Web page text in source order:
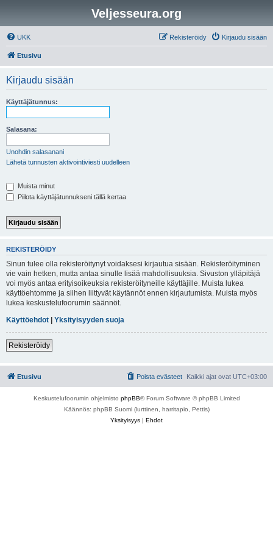
Veljesseura.org
UKK Kirjaudu sisään
Rekisteröidy
Etusivu
Kirjaudu sisään
Käyttäjätunnus:
Salasana:
Unohdin salasanani
Lähetä tunnusten aktivointiviesti uudelleen
Muista minut
Piilota käyttäjätunnukseni tällä kertaa
REKISTERÖIDY
Sinun tulee olla rekisteröitynyt voidaksesi kirjautua sisään. Rekisteröityminen
vie vain hetken, mutta antaa sinulle lisää mahdollisuuksia. Sivuston ylläpitäjä
voi myös antaa erityisoikeuksia rekisteröityneille käyttäjille. Muista lukea
käyttöehtomme ja siihen liittyvät käytännöt ennen kirjautumista. Muista myös
lukea keskustelufoorumin säännöt.
Käyttöehdot | Yksityisyyden suoja
Rekisteröidy
Etusivu Kaikki ajat ovat UTC+03:00
Poista evästeet
Keskustelufoorumin ohjelmisto phpBB® Forum Software © phpBB Limited
Käännös: phpBB Suomi (lurttinen, harritapio, Pettis)
Yksityisyys | Ehdot